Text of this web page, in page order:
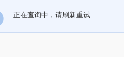
正在查询中，请刷新重试